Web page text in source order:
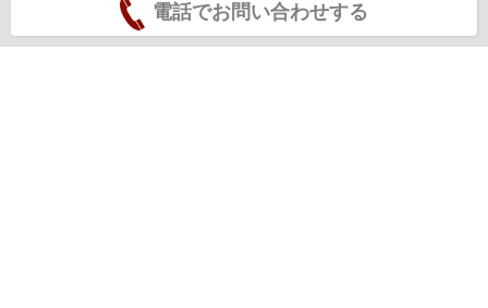
電話でお問い合わせする